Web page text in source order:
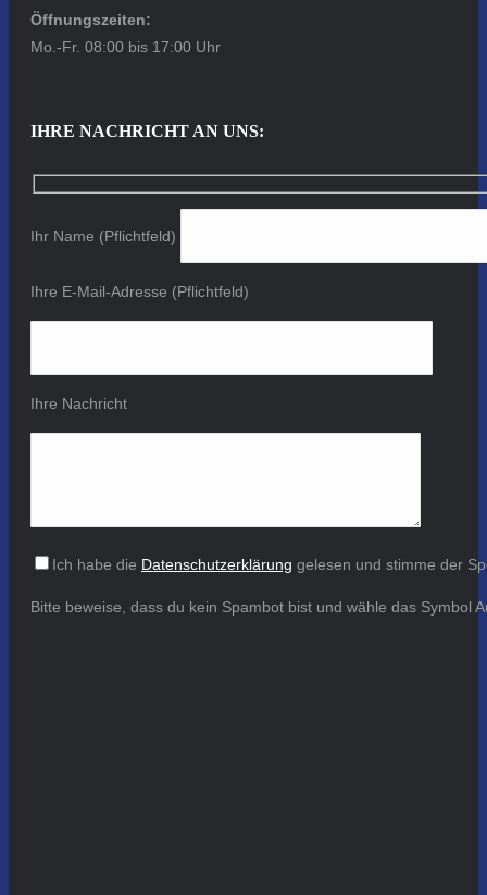
Öffnungszeiten:
Mo.-Fr. 08:00 bis 17:00 Uhr
IHRE NACHRICHT AN UNS:
Ihr Name (Pflichtfeld)
Ihre E-Mail-Adresse (Pflichtfeld)
Ihre Nachricht
Ich habe die Datenschutzerklärung gelesen und stimme der
Bitte beweise, dass du kein Spambot bist und wähle das Symbol